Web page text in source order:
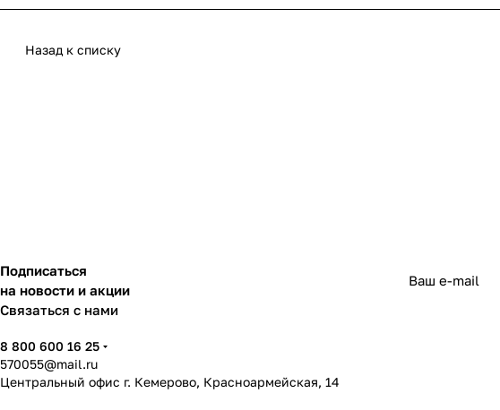
Назад к списку
Подписаться
на новости и акции
Связаться с нами
8 800 600 16 25
570055@mail.ru
Центральный офис г. Кемерово, Красноармейская, 14